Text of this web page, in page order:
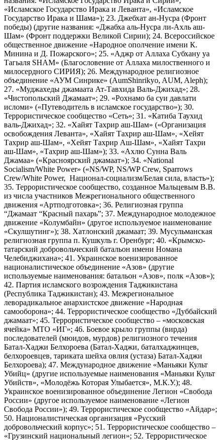
«Исламское Государство Ирака и Леванта», «Исламское
Государство Ирака и Шама»); 23. Джебхат ан-Нусра (Фронт
победы) (другие названия: «Джабха аль-Нусра ли-Ахль аш-
Шам» (Фронт поддержки Великой Сирии); 24. Всероссийское
общественное движение «Народное ополчение имени К.
Минина и Д. Пожарского»; 25. «Аджр от Аллаха Субхану уа
Тагьаля SHAM» (Благословение от Аллаха милоственного и
милосердного СИРИЯ); 26. Международное религиозное
объединение «АУМ Синрике» (AumShinrikyo, AUM, Aleph);
27. «Муджахеды джамаата Ат-Тавхида Валь-Джихад»; 28.
«Чистопольский Джамаат»; 29. «Рохнамо ба суи давлати
исломи» («Путеводитель в исламское государство»); 30.
Террористическое сообщество «Сеть»; 31. «Катиба Таухид
валь-Джихад»; 32. «Хайят Тахрир аш-Шам» («Организация
освобождения Леванта», «Хайят Тахрир аш-Шам», «Хейят
Тахрир аш-Шам», «Хейят Тахрир Аш-Шам», «Хайят Тахри
аш-Шам», «Тахрир аш-Шам»); 33. «Ахлю Сунна Валь
Джамаа» («Красноярский джамаат»); 34. «National
Socialism/White Power» («NS/WP, NS/WP Crew, Sparrows
Crew/White Power, Национал-социализм/Белая сила, власть»);
35. Террористическое сообщество, созданное Мальцевым В.В.
из числа участников Межрегионального общественного
движения «Артподготовка»; 36. Религиозная группа
“Джамаат “Красный пахарь”; 37. Международное молодежное
движение «Колумбайн» (другое используемое наименование
«Скулшутинг»); 38. Хатлонский джамаат; 39. Мусульманская
религиозная группа п. Кушкуль г. Оренбург; 40. «Крымско-
татарский добровольческий батальон имени Номана
Челебиджихана»; 41. Украинское военизированное
националистическое объединение «Азов» (другие
используемые наименования: батальон «Азов», полк «Азов»);
42. Партия исламского возрождения Таджикистана
(Республика Таджикистан); 43. Межрегиональное
леворадикальное анархистское движение «Народная
самооборона»; 44. Террористическое сообщество «Дуббайский
джамаат»; 45. Террористическое сообщество – «московская
ячейка» МТО «ИГ»; 46. Боевое крыло группы (вирда)
последователей (мюидов, мурдов) религиозного течения
Батал-Хаджи Белхороева (Батал-Хаджи, баталхаджинцев,
белхороевцев, тариката шейха овлия (устаза) Батал-Хаджи
Белхороева); 47. Международное движение «Маньяки Культ
Убийц» (другие используемые наименования «Маньяки Культ
Убийств», «Молодёжь Которая Улыбается», М.К.У.); 48.
Украинское военизированное объединение Легион «Свобода
России» (другое используемое наименование «Легион
Свобода России»); 49. Террористическое сообщество «Айдар»;
50. Националистическая организация «Русский
добровольческий корпус»; 51. Террористическое сообщество –
«Грузинский национальный легион»; 52. Террористическое